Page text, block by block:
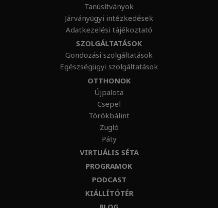
Tanúsítványok
Járványügyi intézkedések
Adatkezelési tájékoztató
SZOLGÁLTATÁSOK
Gondozási szolgáltatások
Egészségügyi szolgáltatások
OTTHONOK
Újpalota
Csepel
Törökbálint
Zugló
Páty
VIRTUÁLIS SÉTA
PROGRAMOK
PODCAST
KIÁLLÍTÓTÉR